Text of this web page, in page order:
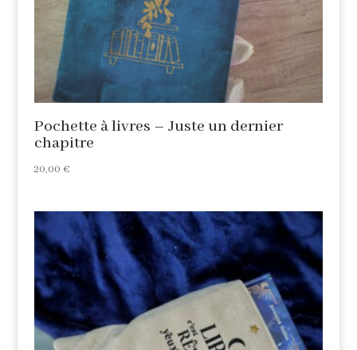
Pochette à livres – Juste un dernier
chapitre
20,00 €